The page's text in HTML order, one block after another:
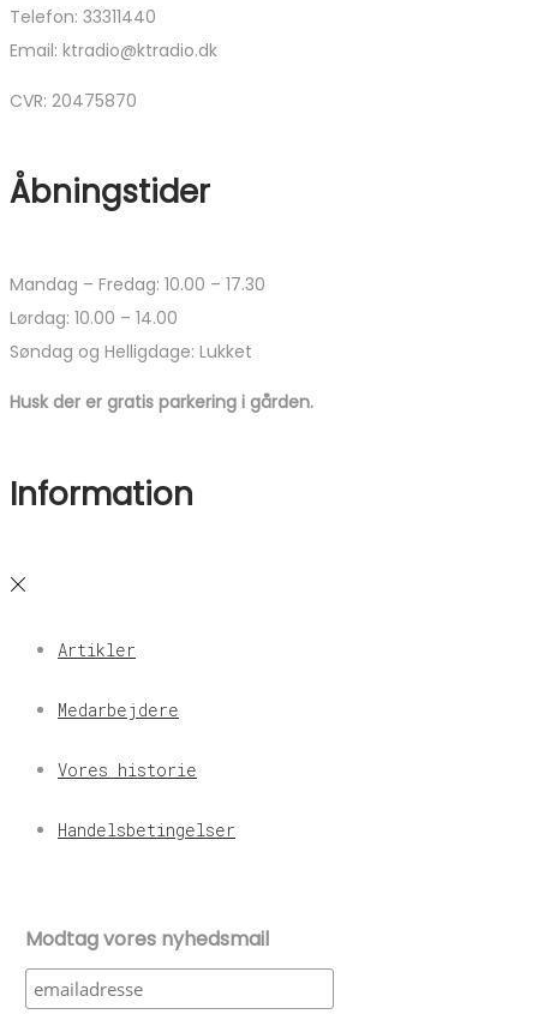
Telefon: 33311440
Email: ktradio@ktradio.dk
CVR: 20475870
Åbningstider
Mandag – Fredag: 10.00 – 17.30
Lørdag: 10.00 – 14.00
Søndag og Helligdage: Lukket
Husk der er gratis parkering i gården.
Information
Artikler
Medarbejdere
Vores historie
Handelsbetingelser
Modtag vores nyhedsmail